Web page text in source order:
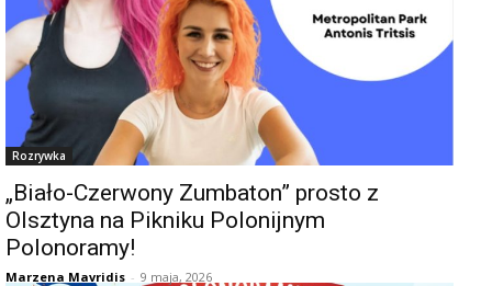
Rozrywka
„Biało-Czerwony Zumbaton” prosto z
Olsztyna na Pikniku Polonijnym
Polonoramy!
Marzena Mavridis - 9 maja, 2026